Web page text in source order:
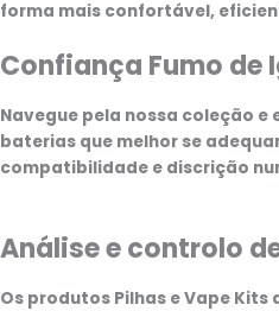
forma mais confortável,
Confiança Fumo de
Navegue pela nossa coleção e
baterias que melhor se
compatibilidade e discrição
Análise e controlo
Os produtos Pilhas e Vape